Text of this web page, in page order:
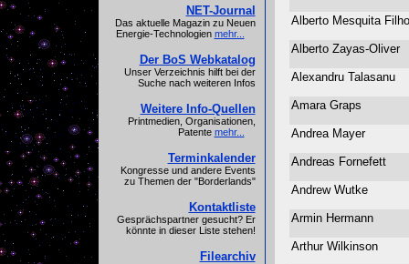
NET-Journal
Das aktuelle Magazin zu Neuen
Energie-Technologien mehr...
Der BoS Webkatalog
Unser Verzeichnis hilft bei der
Suche nach weiteren Infos
Weitere Info-Quellen
Printmedien, Organisationen,
Patente mehr...
Terminkalender
Kongresse und andere Events
zu Themen der "Borderlands"
Kontaktliste
Gesprächspartner gesucht? Er
könnte in dieser Liste stehen!
Filearchiv
Alberto Mesquita
Alberto Zayas-Oliver
Alexandru Talasanu
Amara Graps
Andrea Mayer
Andreas Fornefett
Andrew Wutke
Armin Hermann
Arthur Wilkinson